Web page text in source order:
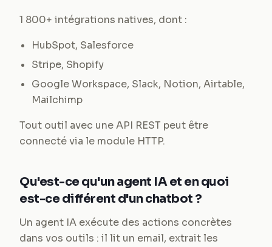
1 800+ intégrations natives, dont :
HubSpot, Salesforce
Stripe, Shopify
Google Workspace, Slack, Notion, Airtable,
Mailchimp
Tout outil avec une API REST peut être
connecté via le module HTTP.
Qu'est-ce qu'un agent IA et en quoi
est-ce différent d'un chatbot ?
Un agent IA exécute des actions concrètes
dans vos outils : il lit un email, extrait les